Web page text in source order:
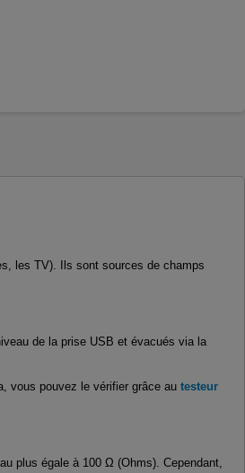
les TV). Ils sont sources de champs
de la prise USB et évacués via la
vous pouvez le vérifier grâce au testeur
plus égale à 100 Ω (Ohms). Cependant,